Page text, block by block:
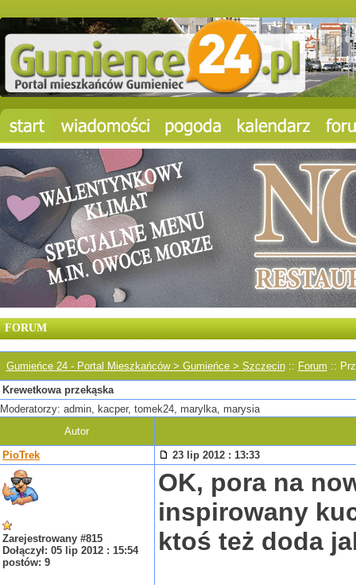
FORUM
Gumieńce 24 - Portal Mieszkańców > Gumieńce > Szczecin:: Forum ::
Krewetkowa przekąska
Moderatorzy: admin, kacper, tomek24, marylka, marysia
Autor
PioTrek
23 lip 2012 : 13:33
Zarejestrowany #815
Dołączył: 05 lip 2012 : 15:54
postów: 9
OK, pora na
inspirowany
ktoś też doda